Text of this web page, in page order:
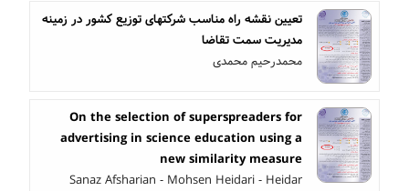
تعیین نقشه راه مناسب شرکتهای توزیع کشور در زمینه
مدیریت سمت تقاضا
محمدرحیم محمدی
On the selection of superspreaders for
advertising in science education using a
new similarity measure
Sanaz Afsharian - Mohsen Heidari - Heidar